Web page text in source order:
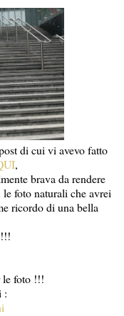
di cui vi avevo fatto
,
brava da rendere
foto naturali che avrei
ricordo di una bella
le foto !!!
: